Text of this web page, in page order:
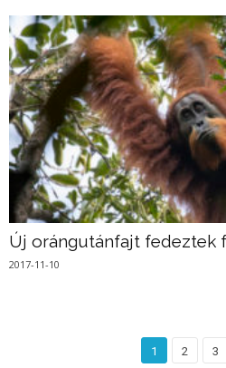
Új orángutánfajt fedeztek
2017-11-10
1 2 3